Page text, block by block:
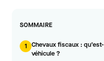
SOMMAIRE
1 Chevaux fiscaux :
véhicule ?